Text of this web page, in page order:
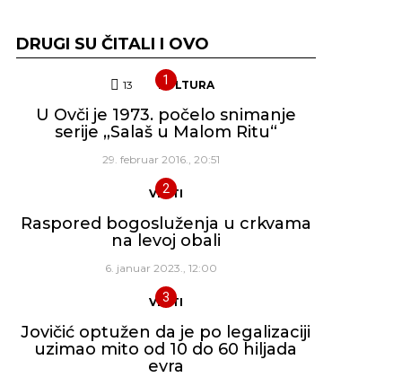
DRUGI SU ČITALI I OVO
13 Komentara
KULTURA
U Ovči je 1973. počelo snimanje
serije „Salaš u Malom Ritu“
29. februar 2016., 20:51
VESTI
Raspored bogosluženja u crkvama
na levoj obali
6. januar 2023., 12:00
VESTI
Jovičić optužen da je po legalizaciji
uzimao mito od 10 do 60 hiljada
evra